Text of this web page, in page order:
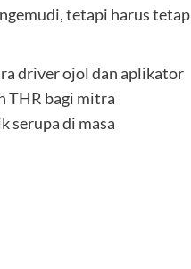
tetapi harus tetap
driver ojol dan aplikator
THR bagi mitra
serupa di masa